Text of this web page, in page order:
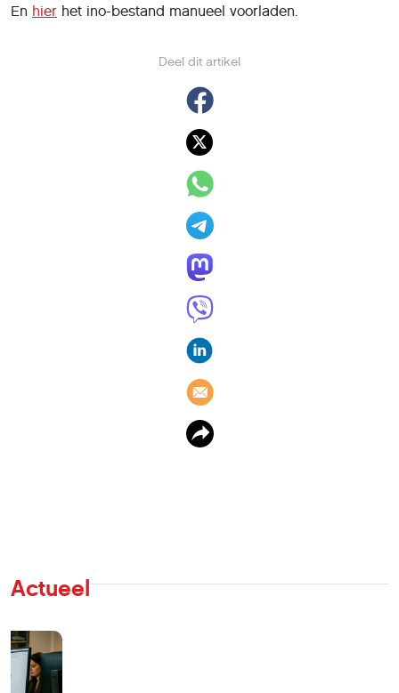
Deel dit artikel
En hier het ino-bestand manueel voorladen.
Actueel